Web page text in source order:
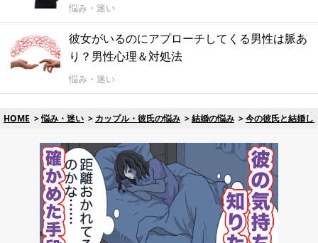
悩み・迷い
彼女がいるのにアプローチしてくる男性は脈あ
り？男性心理＆対処法
悩み・迷い
HOME 悩み・迷い カップル・彼氏の悩み 結婚の悩み 今の彼氏と結婚し